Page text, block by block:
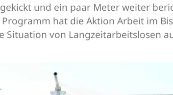
und ein paar Meter weiter
hat die Aktion Arbeit im
von Langzeitarbeitslosen